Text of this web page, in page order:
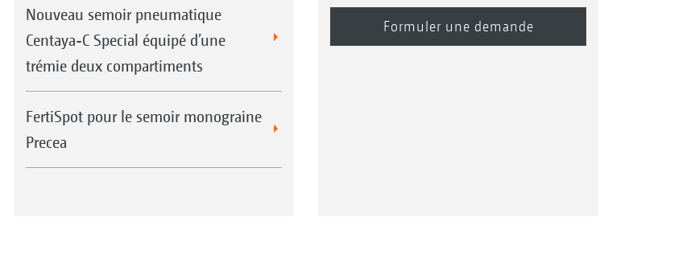
Nouveau semoir pneumatique
Centaya-C Special équipé d’une
trémie deux compartiments
FertiSpot pour le semoir monograine
Precea